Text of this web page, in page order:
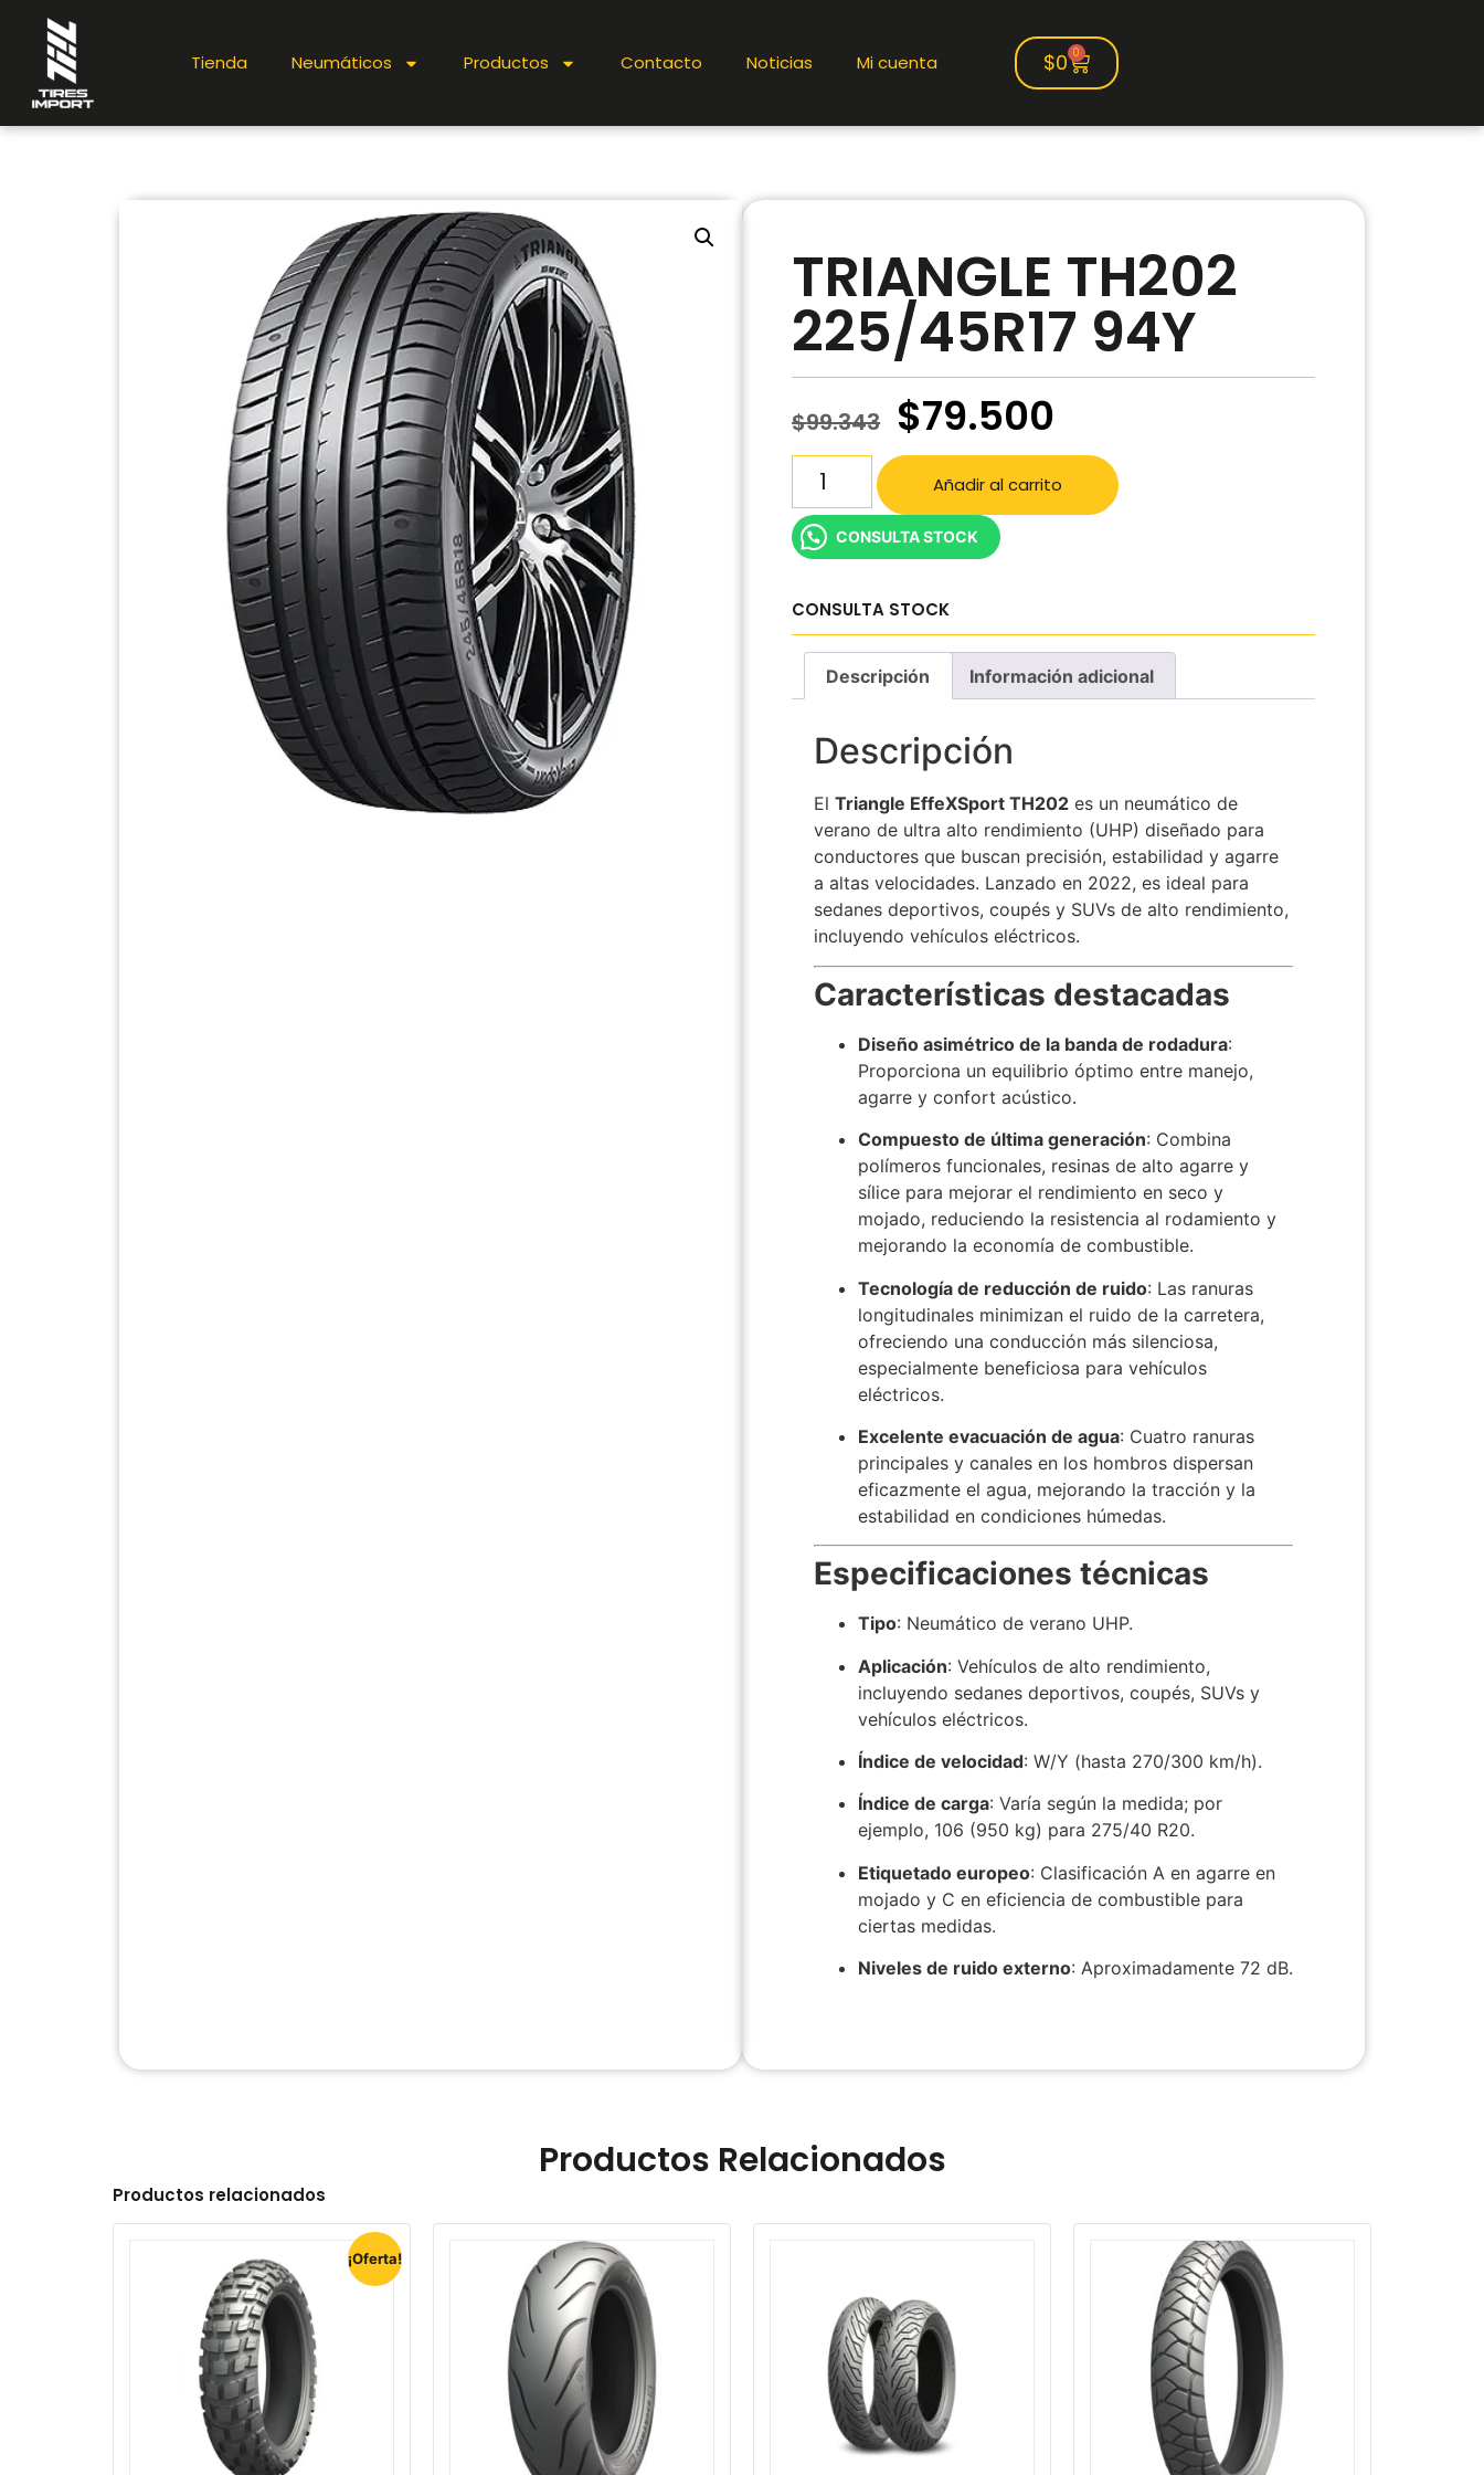
Tienda Neumáticos Productos Contacto Noticias Mi cuenta $0 0
TRIANGLE TH202
225/45R17 94Y
$99.343 $79.500
Añadir al carrito
CONSULTA STOCK
CONSULTA STOCK
Descripción Información adicional
Descripción
ElTriangle EffeXSport TH202 es un neumático de
verano de ultra alto rendimiento (UHP) diseñado para
conductores que buscan precisión, estabilidad y agarre
a altas velocidades. Lanzado en 2022, es ideal para
sedanes deportivos, coupés y SUVs de alto rendimiento,
incluyendo vehículos eléctricos.
Características destacadas
Diseño asimétrico de la banda de rodadura:
Proporciona un equilibrio óptimo entre manejo,
agarre y confort acústico.
Compuesto de última generación: Combina
polímeros funcionales, resinas de alto agarre y
sílice para mejorar el rendimiento en seco y
mojado, reduciendo la resistencia al rodamiento y
mejorando la economía de combustible.
Tecnología de reducción de ruido: Las ranuras
longitudinales minimizan el ruido de la carretera,
ofreciendo una conducción más silenciosa,
especialmente beneficiosa para vehículos
eléctricos.
Excelente evacuación de agua: Cuatro ranuras
principales y canales en los hombros dispersan
eficazmente el agua, mejorando la tracción y la
estabilidad en condiciones húmedas.
Especificaciones técnicas
Tipo: Neumático de verano UHP.
Aplicación:Vehículos de alto rendimiento,
incluyendo sedanes deportivos, coupés, SUVs y
vehículos eléctricos.
Índice de velocidad:W/Y (hasta 270/300 km/h).
Índice de carga:Varía según la medida; por
ejemplo, 106 (950 kg) para 275/40 R20.
Etiquetado europeo: Clasificación A en agarre en
mojado y C en eficiencia de combustible para
ciertas medidas.
Niveles de ruido externo:Aproximadamente 72 dB.
Productos Relacionados
Productos relacionados
¡Oferta!